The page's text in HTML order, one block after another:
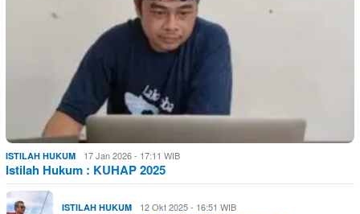
ISTILAH HUKUM 17 Jan 2026 - 17:11 WIB
Istilah Hukum : KUHAP 2025
ISTILAH HUKUM 12 Okt 2025 - 16:51 WIB